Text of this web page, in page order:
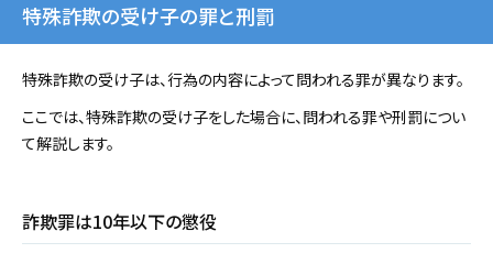
特殊詐欺の受け子の罪と刑罰
特殊詐欺の受け子は、行為の内容によって問われる罪が異なります。
ここでは、特殊詐欺の受け子をした場合に、問われる罪や刑罰につい
て解説します。
詐欺罪は10年以下の懲役